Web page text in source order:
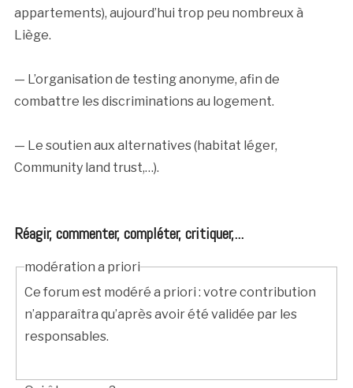
appartements), aujourd’hui trop peu nombreux à
Liège.
— L’organisation de testing anonyme, afin de
combattre les discriminations au logement.
— Le soutien aux alternatives (habitat léger,
Community land trust,…).
Réagir, commenter, compléter, critiquer,...
modération a priori
Ce forum est modéré a priori : votre contribution
n’apparaîtra qu’après avoir été validée par les
responsables.